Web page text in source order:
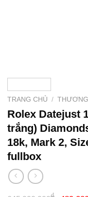
TRANG CHỦ /
Rolex Datejust
trắng)
18k, Mark 2,
fullbox